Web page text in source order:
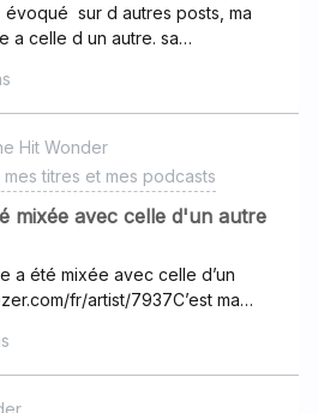
sur d autres posts, ma
a celle d un autre. sa
la notre et
en/artist/48377902l
est a dissocier. merci
Hit Wonder
titres et mes podcasts
mixée avec celle d'un autre
a été mixée avec celle d’un
fr/artist/7937C’est ma
“Picture” mais le reste ne
mon nom d’ariste est